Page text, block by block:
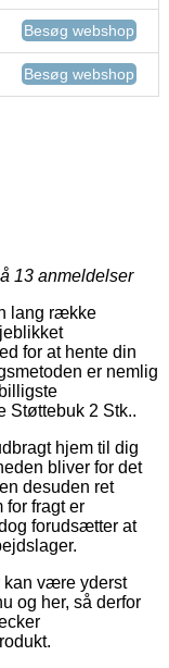
Besøg webshop
Besøg webshop
13 anmeldelser
lang række
for at hente din
er nemlig
Støttebuk 2 Stk..
hjem til dig
bliver for det
desuden ret
for fragt er
forudsætter at
kan være yderst
og her, så derfor